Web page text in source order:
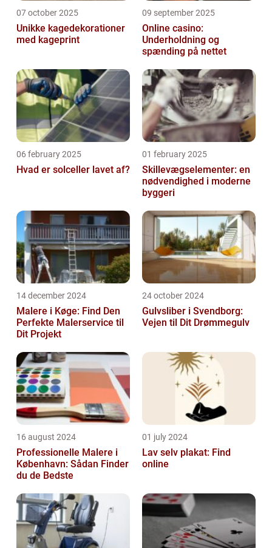
07 october 2025
Unikke kagedekorationer
med kageprint
09 september 2025
Online casino:
Underholdning og
spænding på nettet
06 february 2025
Hvad er solceller lavet af?
01 february 2025
Skillevægselementer: en
nødvendighed i moderne
byggeri
14 december 2024
Malere i Køge: Find Den
Perfekte Malerservice til
Dit Projekt
24 october 2024
Gulvsliber i Svendborg:
Vejen til Dit Drømmegulv
16 august 2024
Professionelle Malere i
København: Sådan Finder
du de Bedste
01 july 2024
Lav selv plakat: Find
online